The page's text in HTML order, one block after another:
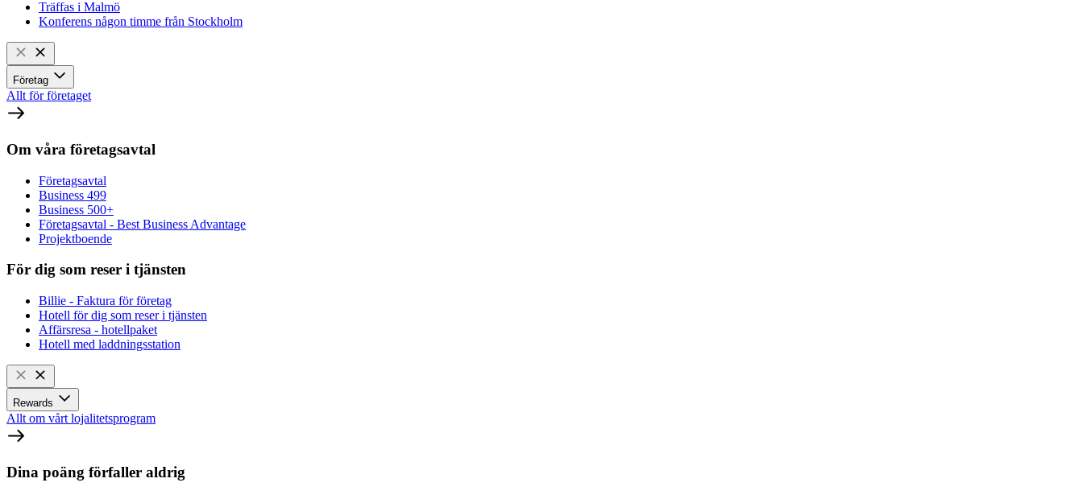
Träffas i Malmö
Konferens någon timme från Stockholm
Företag
Allt för företaget
Om våra företagsavtal
Företagsavtal
Business 499
Business 500+
Företagsavtal - Best Business Advantage
Projektboende
För dig som reser i tjänsten
Billie - Faktura för företag
Hotell för dig som reser i tjänsten
Affärsresa - hotellpaket
Hotell med laddningsstation
Rewards
Allt om vårt lojalitetsprogram
Dina poäng förfaller aldrig